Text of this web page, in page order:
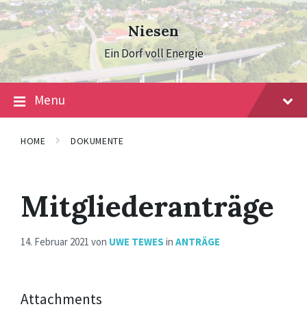
Skip
to
content
Skip
to
main
navigation
Skip
to
footer
Niesen
Ein Dorf voll Energie
Menu
HOME DOKUMENTE
Mitgliederanträge
14. Februar 2021 von UWE TEWES in ANTRÄGE
Attachments